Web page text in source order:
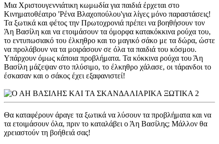
Μια Χριστουγεννιάτικη κωμωδία για παιδιά έρχεται στο
Κινηματοθέατρο 'Ρένα Βλαχοπούλου'για λίγες μόνο παραστάσεις!
Τα ξωτικά και φέτος την Πρωτοχρονιά πρέπει να βοηθήσουν τον
Άη Βασίλη και να ετοιμάσουν τα όμορφα κατακόκκινα ρούχα του,
το εντυπωσιακό του έλκηθρο και το μαγικό σάκο με τα δώρα, ώστε
να προλάβουν να τα μοιράσουν σε όλα τα παιδιά του κόσμου.
Υπάρχουν όμως κάποια προβλήματα. Τα κόκκινα ρούχα του Άη
Βασίλη μάζεψαν στο πλύσιμο, το έλκηθρο χάλασε, οι τάρανδοι το
έσκασαν και ο σάκος έχει εξαφανιστεί!
Θα καταφέρουν άραγε τα ξωτικά να λύσουν τα προβλήματα και να
τα ετοιμάσουν όλα, πριν το καταλάβει ο Άη Βασίλης; Μάλλον θα
χρειαστούν τη βοήθειά σας!